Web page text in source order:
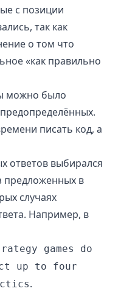
с позиции
так как
о том что
«как правильно
можно было
писать код, а
ответов выбирался
предложенных в
случаях
Например, в
games do
up to four
.